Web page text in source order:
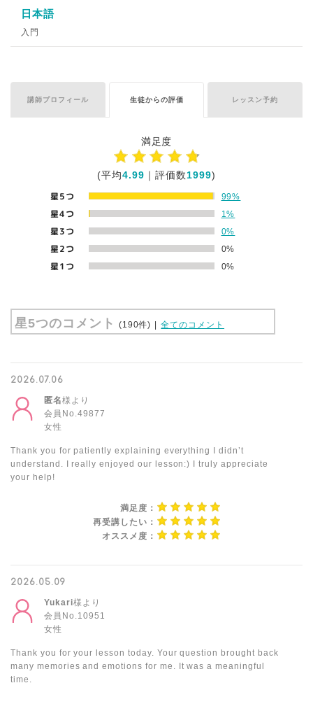
日本語
入門
講師プロフィール 生徒からの評価 レッスン予約
満足度
(平均4.99 ｜評価数1999)
星5つ 99%
星4つ 1%
星3つ 0%
星2つ 0%
星1つ 0%
星5つのコメント (190件) 全てのコメント
2026.07.06
匿名様より
会員No.49877
女性
Thank you for patiently explaining everything I didn’t
understand. I really enjoyed our lesson:) I truly appreciate
your help!
満足度：
再受講したい：
オススメ度：
2026.05.09
Yukari様より
会員No.10951
女性
Thank you for your lesson today. Your question brought back
many memories and emotions for me. It was a meaningful
time.